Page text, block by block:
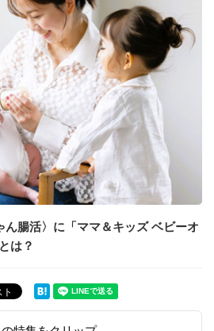
ん腸活〉に「ママ＆キッズ ベビーオ
は？